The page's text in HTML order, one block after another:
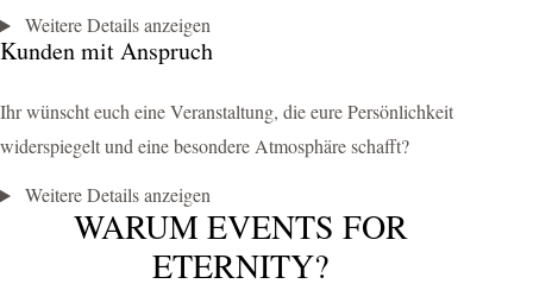
Weitere Details anzeigen
Kunden mit Anspruch
Ihr wünscht euch eine Veranstaltung, die eure Persönlichkeit
widerspiegelt und eine besondere Atmosphäre schafft?
Weitere Details anzeigen
WARUM EVENTS FOR
ETERNITY?